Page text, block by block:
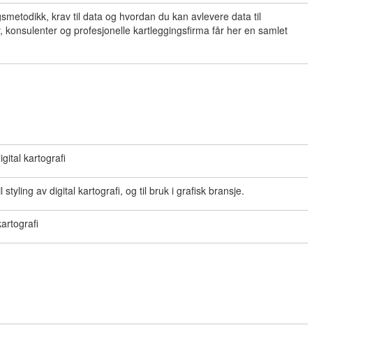
krav til data og hvordan du kan avlevere data til
og profesjonelle kartleggingsfirma får her en samlet
kartografi
av digital kartografi, og til bruk i grafisk bransje.